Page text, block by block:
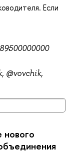
Если
@vovchik,